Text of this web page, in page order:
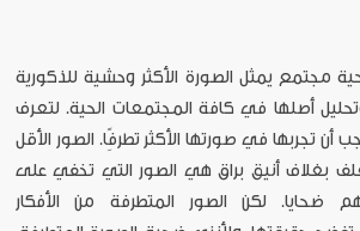
مجتمع يمثل الصورة الأكثر وحشية للذكورية
أصلها في كافة المجتمعات الحية. لتعرف
أن تجربها في صورتها الأكثر تطرفًِا. الصور الأقل
تغلف بغلاف أنيق براق هي الصور التي تخفي على
ضحايا. لكن الصور المتطرفة من الأفكار